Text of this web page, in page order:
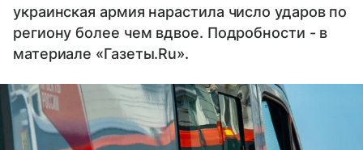
украинская армия нарастила число ударов по
региону более чем вдвое. Подробности - в
материале «Газеты.Ru».